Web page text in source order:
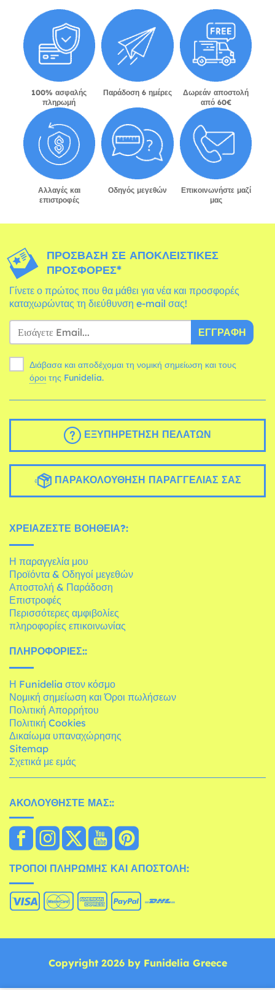
100% ασφαλής
πληρωμή
Παράδοση 6 ημέρες
Δωρεάν αποστολή
από 60€
Αλλαγές και
επιστροφές
Οδηγός μεγεθών
Επικοινωνήστε μαζί
μας
ΠΡΌΣΒΑΣΗ ΣΕ ΑΠΟΚΛΕΙΣΤΙΚΈΣ
ΠΡΟΣΦΟΡΈΣ*
Γίνετε ο πρώτος που θα μάθει για νέα και προσφορές
καταχωρώντας τη διεύθυνση e-mail σας!
ΕΓΓΡΑΦΉ
Διάβασα και αποδέχομαι τη νομική σημείωση και τους
όροι της Funidelia.
ΕΞΥΠΗΡΈΤΗΣΗ ΠΕΛΑΤΏΝ
ΠΑΡΑΚΟΛΟΎΘΗΣΗ ΠΑΡΑΓΓΕΛΊΑΣ ΣΑΣ
ΧΡΕΙΆΖΕΣΤΕ ΒΟΉΘΕΙΑ?:
Η παραγγελία μου
Προϊόντα & Οδηγοί μεγεθών
Αποστολή & Παράδοση
Επιστροφές
Περισσότερες αμφιβολίες
πληροφορίες επικοινωνίας
ΠΛΗΡΟΦΟΡΊΕΣ::
Η Funidelia στον κόσμο
Νομική σημείωση και Όροι πωλήσεων
Πολιτική Απορρήτου
Πολιτική Cookies
Δικαίωμα υπαναχώρησης
Sitemap
Σχετικά με εμάς
ΑΚΟΛΟΥΘΉΣΤΕ ΜΑΣ::
ΤΡΌΠΟΙ ΠΛΗΡΩΜΉΣ ΚΑΙ ΑΠΟΣΤΟΛΉ:
Copyright 2026 by Funidelia Greece